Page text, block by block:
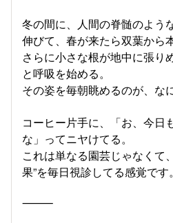
冬の間に、人間の脊髄のよう
伸びて、春が来たら双葉から
さらに小さな根が地中に張り
と呼吸を始める。
その姿を毎朝眺めるのが、な
コーヒー片手に、「お、今日
な」ってニヤけてる。
これは単なる園芸じゃなくて
果”を毎日視診してる感覚です。
⸻